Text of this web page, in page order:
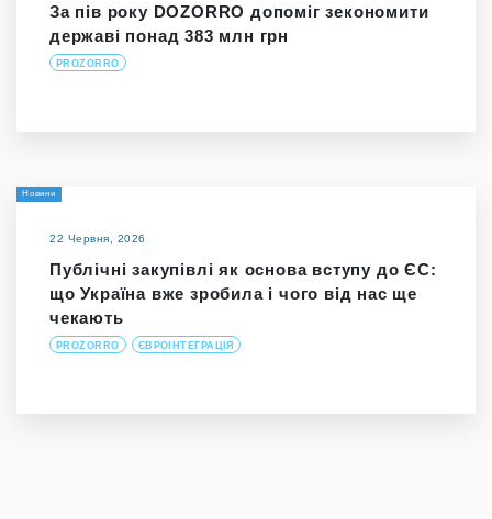
За пів року DOZORRO допоміг зекономити
державі понад 383 млн грн
PROZORRO
Новини
22 Червня, 2026
Публічні закупівлі як основа вступу до ЄС:
що Україна вже зробила і чого від нас ще
чекають
PROZORRO ЄВРОІНТЕГРАЦІЯ